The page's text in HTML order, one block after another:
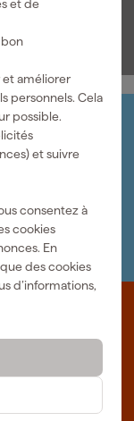
et de
bon
et améliorer
personnels. Cela
possible.
et suivre
consentez à
cookies
En
des cookies
d’informations,
claire, vous
et de la
parfaitement aux
généraux où le
et vos
Contactez l'un
: nous
projet. Fixami